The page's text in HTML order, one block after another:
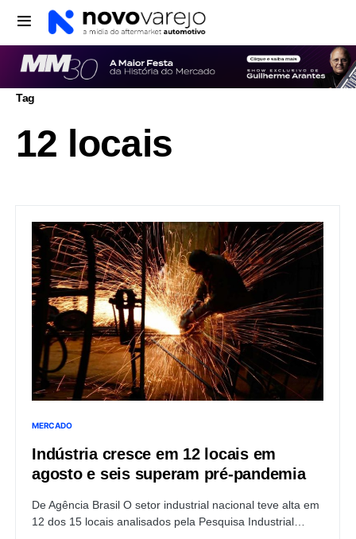
Tag
12 locais
MERCADO
Indústria cresce em 12 locais em
agosto e seis superam pré-pandemia
De Agência Brasil O setor industrial nacional teve alta em
12 dos 15 locais analisados pela Pesquisa Industrial…